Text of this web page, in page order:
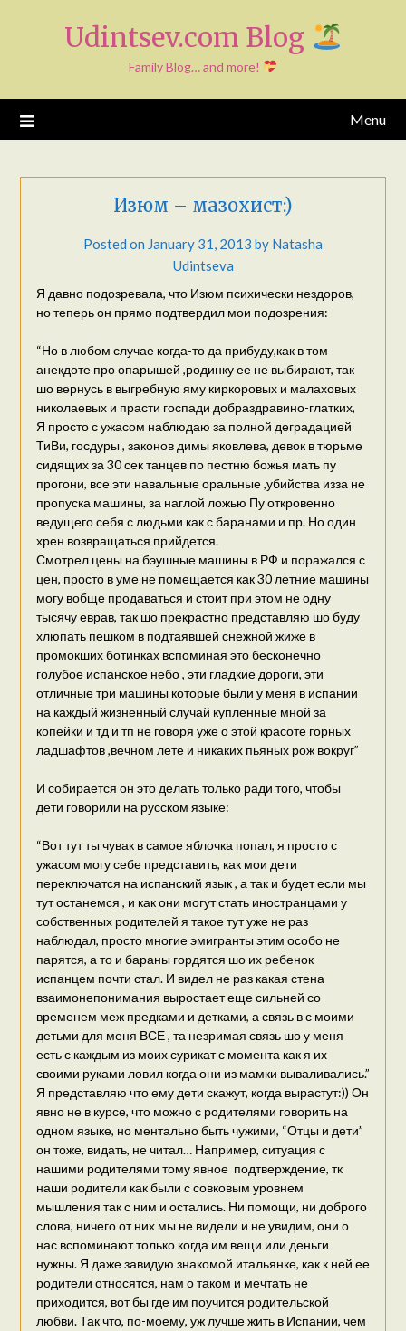
Udintsev.com Blog
Family Blog… and more!
Menu
Изюм – мазохист:)
Posted on January 31, 2013 by Natasha
Udintseva
Я давно подозревала, что Изюм психически нездоров,
но теперь он прямо подтвердил мои подозрения:
“Но в любом случае когда-то да прибуду,как в том
анекдоте про опарышей ,родинку ее не выбирают, так
шо вернусь в выгребную яму киркоровых и малаховых
николаевых и прасти госпади добраздравино-глатких,
Я просто с ужасом наблюдаю за полной деградацией
ТиВи, госдуры , законов димы яковлева, девок в тюрьме
сидящих за 30 сек танцев по пестню божья мать пу
прогони, все эти навальные оральные ,убийства изза не
пропуска машины, за наглой ложью Пу откровенно
ведущего себя с людьми как с баранами и пр. Но один
хрен возвращаться прийдется.
Смотрел цены на бэушные машины в РФ и поражался с
цен, просто в уме не помещается как 30 летние машины
могу вобще продаваться и стоит при этом не одну
тысячу еврав, так шо прекрастно представляю шо буду
хлюпать пешком в подтаявшей снежной жиже в
промокших ботинках вспоминая это бесконечно
голубое испанское небо , эти гладкие дороги, эти
отличные три машины которые были у меня в испании
на каждый жизненный случай купленные мной за
копейки и тд и тп не говоря уже о этой красоте горных
ладшафтов ,вечном лете и никаких пьяных рож вокруг”
И собирается он это делать только ради того, чтобы
дети говорили на русском языке:
“Вот тут ты чувак в самое яблочка попал, я просто с
ужасом могу себе представить, как мои дети
переключатся на испанский язык , а так и будет если мы
тут останемся , и как они могут стать иностранцами у
собственных родителей я такое тут уже не раз
наблюдал, просто многие эмигранты этим особо не
парятся, а то и бараны гордятся шо их ребенок
испанцем почти стал. И видел не раз какая стена
взаимонепонимания выростает еще сильней со
временем меж предками и детками, а связь в с моими
детьми для меня ВСЕ , та незримая связь шо у меня
есть с каждым из моих сурикат с момента как я их
своими руками ловил когда они из мамки вываливались.”
Я представляю что ему дети скажут, когда вырастут:)) Он
явно не в курсе, что можно с родителями говорить на
одном языке, но ментально быть чужими, “Отцы и дети”
он тоже, видать, не читал… Например, ситуация с
нашими родителями тому явное подтверждение, тк
наши родители как были с совковым уровнем
мышления так с ним и остались. Ни помощи, ни доброго
слова, ничего от них мы не видели и не увидим, они о
нас вспоминают только когда им вещи или деньги
нужны. Я даже завидую знакомой итальянке, как к ней ее
родители относятся, нам о таком и мечтать не
приходится, вот бы где им поучится родительской
любви. Так что, по-моему, уж лучше жить в Испании, чем